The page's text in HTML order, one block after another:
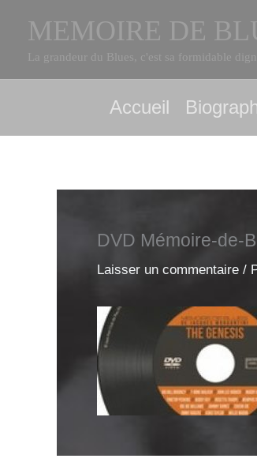
contenu
MEMOIRE DE
La grandeur du Blues, c'est sa formidable
Accueil
DVD Mémoire-de-
Laisser un commentaire /